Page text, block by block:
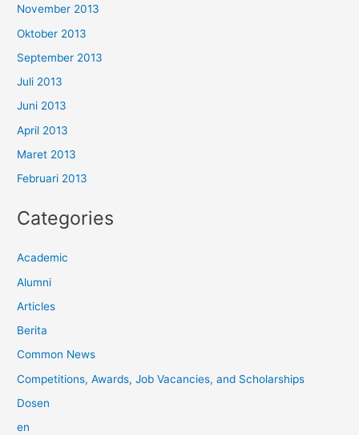
November 2013
Oktober 2013
September 2013
Juli 2013
Juni 2013
April 2013
Maret 2013
Februari 2013
Categories
Academic
Alumni
Articles
Berita
Common News
Competitions, Awards, Job Vacancies, and Scholarships
Dosen
en